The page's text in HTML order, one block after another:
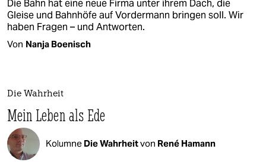
Die Bahn hat eine neue Firma unter ihrem Dach, die
Gleise und Bahnhöfe auf Vordermann bringen soll. Wir
haben Fragen – und Antworten.
Von Nanja Boenisch
Die Wahrheit
Mein Leben als Ede
Kolumne Die Wahrheitvon René Hamann